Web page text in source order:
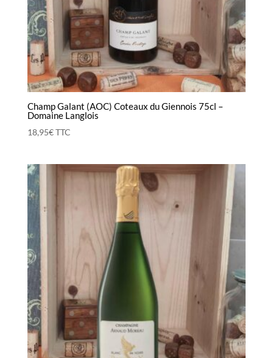
Champ Galant (AOC) Coteaux du Giennois 75cl –
Domaine Langlois
18,95€TTC